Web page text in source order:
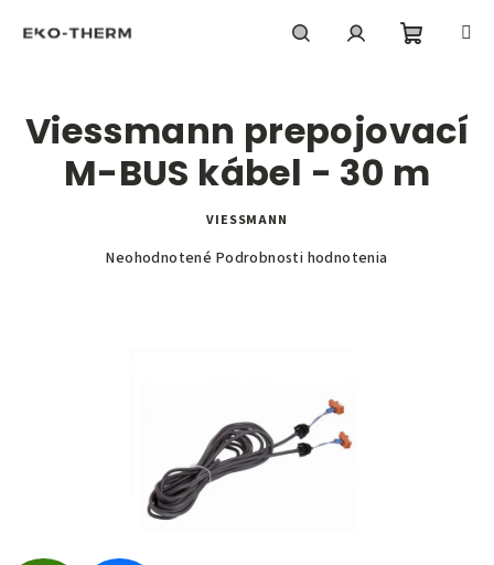
košík
Viessmann prepojovací
M-BUS kábel - 30 m
VIESSMANN
Priemerné
Neohodnotené Podrobnosti hodnotenia